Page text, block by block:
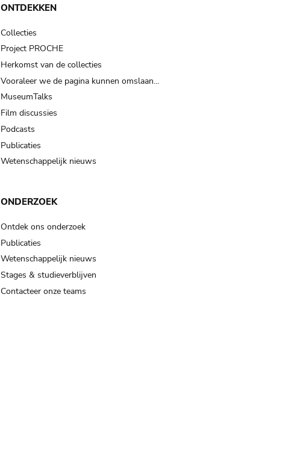
ONTDEKKEN
Collecties
Project PROCHE
Herkomst van de collecties
Vooraleer we de pagina kunnen omslaan…
MuseumTalks
Film discussies
Podcasts
Publicaties
Wetenschappelijk nieuws
ONDERZOEK
Ontdek ons onderzoek
Publicaties
Wetenschappelijk nieuws
Stages & studieverblijven
Contacteer onze teams